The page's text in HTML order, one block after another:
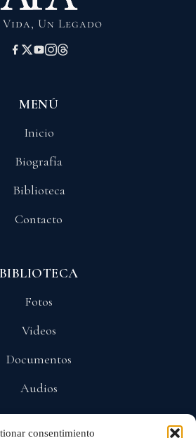
consentimiento
Vida, Un Legado
MENÚ
Inicio
Biografía
Biblioteca
Contacto
BIBLIOTECA
Fotos
Videos
Documentos
Audios